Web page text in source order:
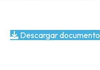
Descargar documento